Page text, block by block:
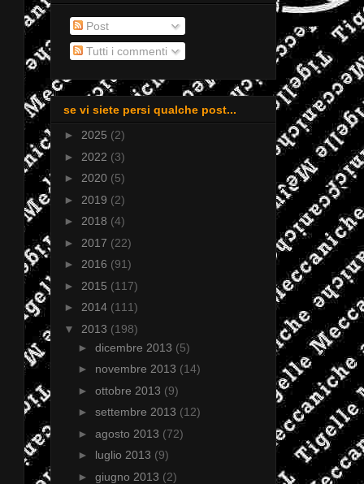
Post
Tutti i commenti
se vi siete persi qualche post...
► 2025 (2)
► 2022 (3)
► 2020 (5)
► 2019 (2)
► 2018 (4)
► 2017 (22)
► 2016 (91)
► 2015 (117)
► 2014 (111)
▼ 2013 (198)
► dicembre 2013 (5)
► novembre 2013 (14)
► ottobre 2013 (9)
► settembre 2013 (12)
► agosto 2013 (72)
► luglio 2013 (9)
► giugno 2013 (2)